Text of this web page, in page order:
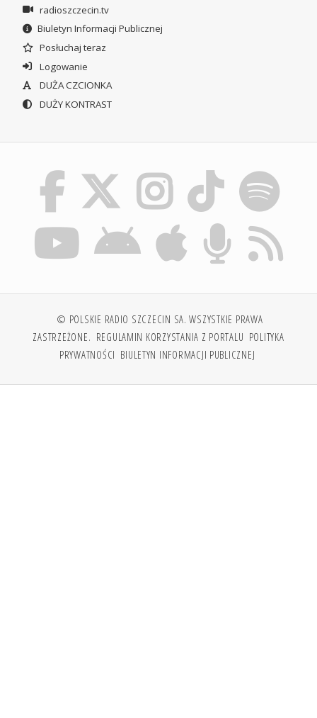
radioszczecin.tv
Biuletyn Informacji Publicznej
Posłuchaj teraz
Logowanie
DUŻA CZCIONKA
DUŻY KONTRAST
© POLSKIE RADIO SZCZECIN SA. WSZYSTKIE PRAWA
ZASTRZEŻONE. REGULAMIN KORZYSTANIA Z PORTALU POLITYKA
PRYWATNOŚCI BIULETYN INFORMACJI PUBLICZNEJ